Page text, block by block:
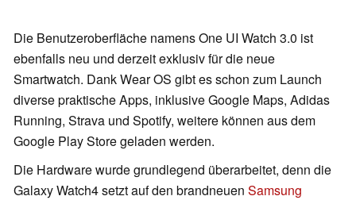
Die Benutzeroberfläche namens One UI Watch 3.0 ist
ebenfalls neu und derzeit exklusiv für die neue
Smartwatch. Dank Wear OS gibt es schon zum Launch
diverse praktische Apps, inklusive Google Maps, Adidas
Running, Strava und Spotify, weitere können aus dem
Google Play Store geladen werden.
Die Hardware wurde grundlegend überarbeitet, denn die
Galaxy Watch4 setzt auf den brandneuen Samsung